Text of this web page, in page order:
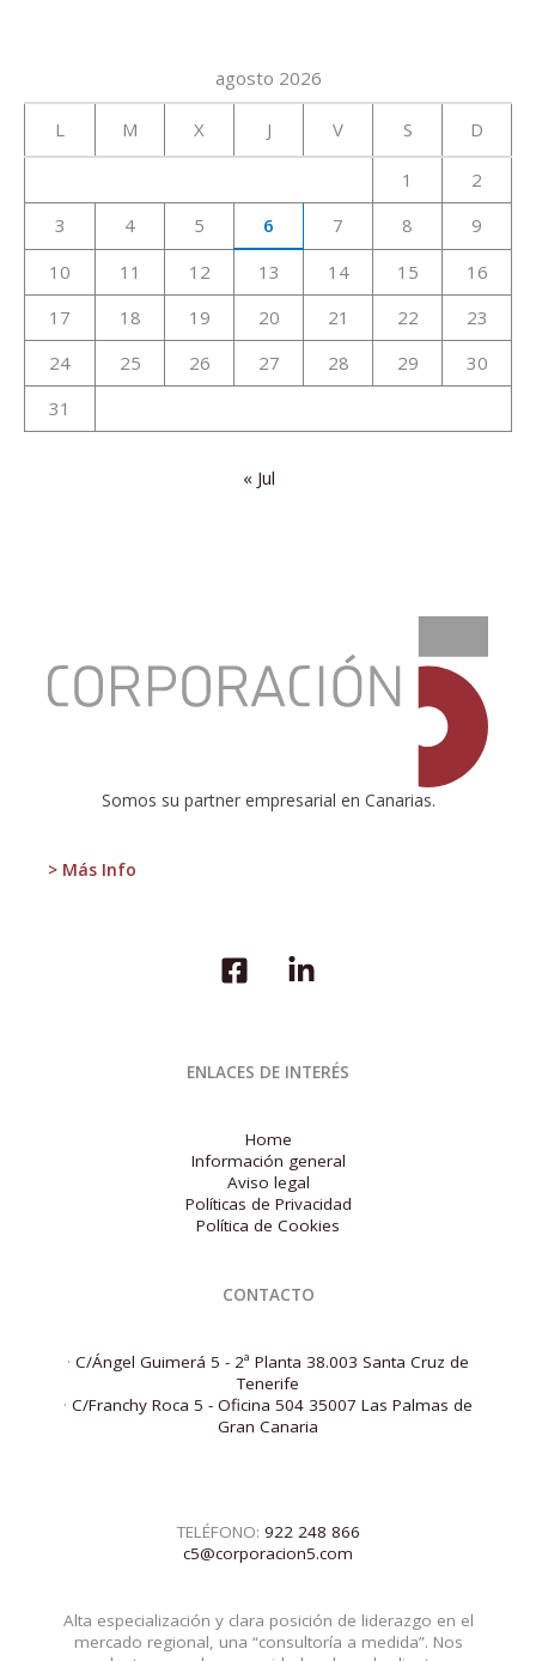
agosto 2026
L M X J V S D
1
2
3
4 5 6 7 8
9
10
11 12 13 14 15
16
17
18 19 20 21 22
23
24
25 26 27 28 29
30
31
« Jul
Somos su partner empresarial en Canarias.
> Más Info
ISTAC
ha
del
ENLACES DE INTERÉS
Home
Información general
Aviso legal
Políticas de Privacidad
Política de Cookies
CONTACTO
· C/Ángel Guimerá 5 - 2ª Planta 38.003 Santa Cruz de
Tenerife
· C/Franchy Roca 5 - Oficina 504 35007 Las Palmas de
Gran Canaria
TELÉFONO: 922 248 866
c5@corporacion5.com
Alta especialización y clara posición de liderazgo en el
mercado regional, una “consultoría a medida”. Nos